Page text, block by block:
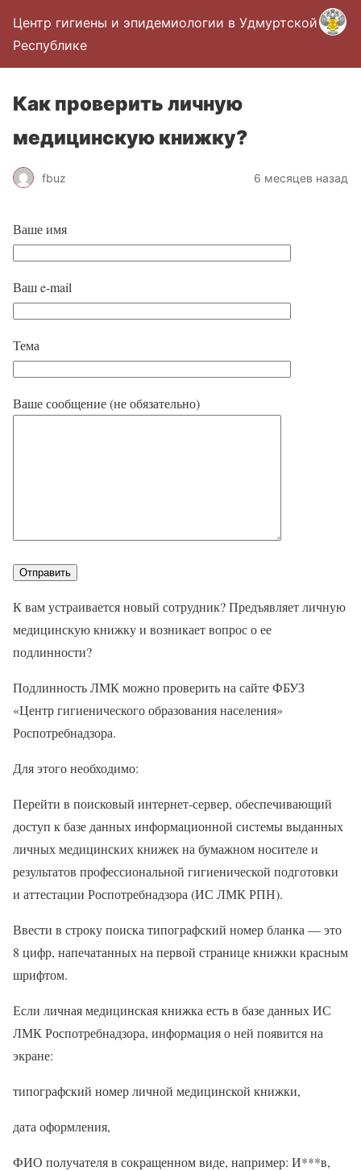
Центр гигиены и эпидемиологии в Удмуртской
Республике
Как проверить личную
медицинскую книжку?
fbuz 6 месяцев назад
Ваше имя
Ваш e-mail
Тема
Ваше сообщение (не обязательно)
К вам устраивается новый сотрудник? Предъявляет личную
медицинскую книжку и возникает вопрос о ее
подлинности?
Подлинность ЛМК можно проверить на сайте ФБУЗ
«Центр гигиенического образования населения»
Роспотребнадзора.
Для этого необходимо:
Перейти в поисковый интернет-сервер, обеспечивающий
доступ к базе данных информационной системы выданных
личных медицинских книжек на бумажном носителе и
результатов профессиональной гигиенической подготовки
и аттестации Роспотребнадзора (ИС ЛМК РПН).
Ввести в строку поиска типографский номер бланка — это
8 цифр, напечатанных на первой странице книжки красным
шрифтом.
Если личная медицинская книжка есть в базе данных ИС
ЛМК Роспотребнадзора, информация о ней появится на
экране:
типографский номер личной медицинской книжки,
дата оформления,
ФИО получателя в сокращенном виде, например: И***в,